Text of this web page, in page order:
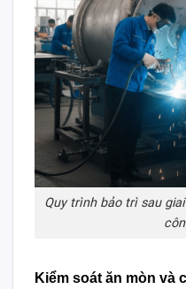
Quy trình bảo trì sau
Kiểm soát ăn mòn và